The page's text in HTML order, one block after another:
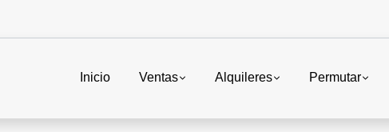
Inicio Ventas Alquileres Permutar